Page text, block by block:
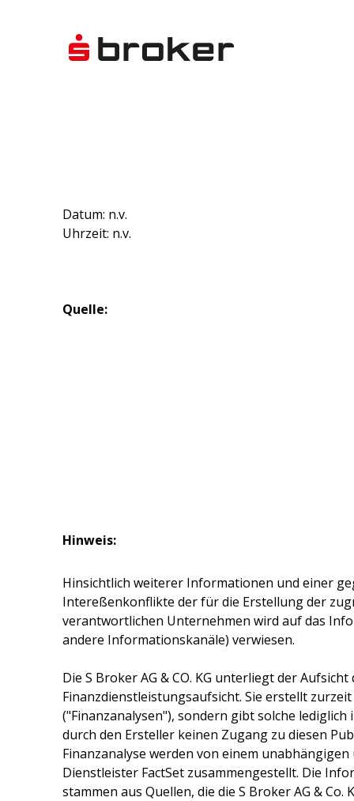
Datum: n.v.
Uhrzeit: n.v.
Quelle:
Hinweis:
Hinsichtlich weiterer Informationen und einer
Intereßenkonflikte der für die Erstellung der
verantwortlichen Unternehmen wird auf das
andere Informationskanäle) verwiesen.
Die S Broker AG & CO. KG unterliegt der Aufsicht
Finanzdienstleistungsaufsicht. Sie erstellt
("Finanzanalysen"), sondern gibt solche
durch den Ersteller keinen Zugang zu diesen
Finanzanalyse werden von einem
Dienstleister FactSet zusammengestellt. Die
stammen aus Quellen, die die S Broker AG & Co.